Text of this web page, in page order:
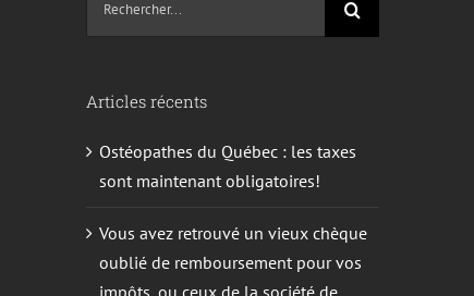
:
Articles récents
Ostéopathes du Québec : les taxes
sont maintenant obligatoires!
Vous avez retrouvé un vieux chèque
oublié de remboursement pour vos